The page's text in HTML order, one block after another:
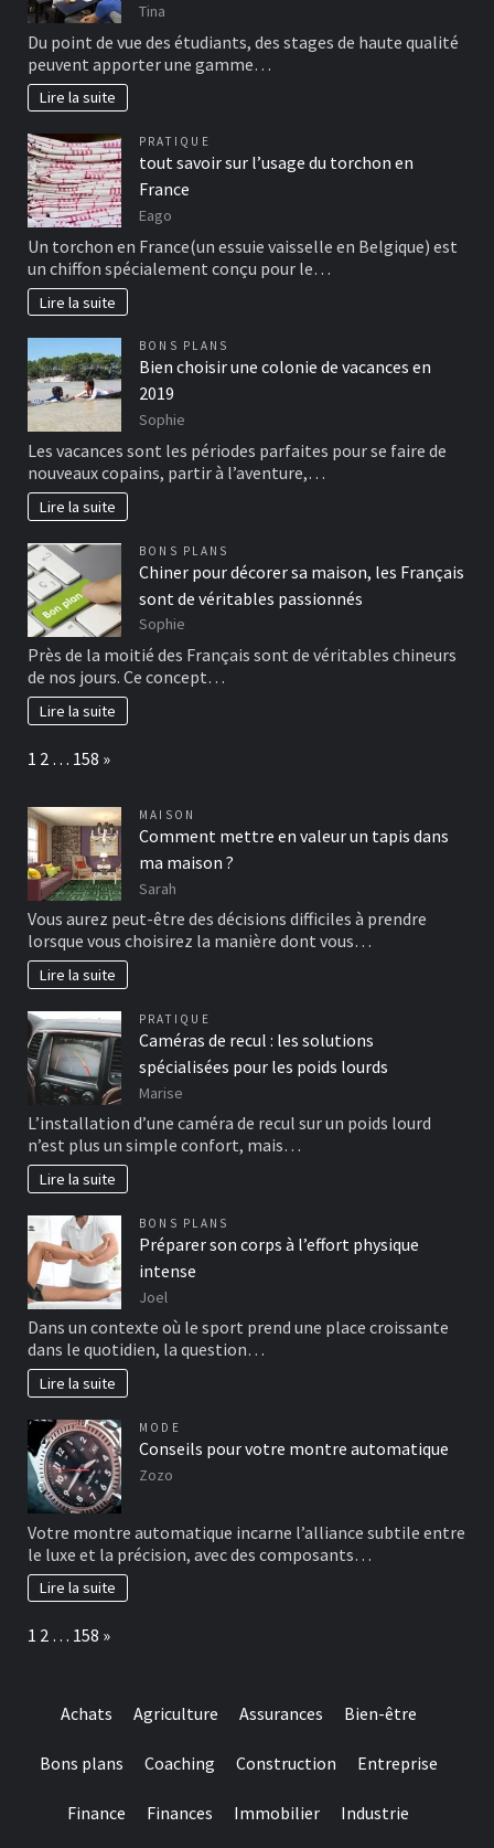
Tina
Du point de vue des étudiants, des stages de haute qualité
peuvent apporter une gamme…
Lire la suite
PRATIQUE
tout savoir sur l’usage du torchon en
France
Eago
Un torchon en France(un essuie vaisselle en Belgique) est
un chiffon spécialement conçu pour le…
Lire la suite
BONS PLANS
Bien choisir une colonie de vacances en
2019
Sophie
Les vacances sont les périodes parfaites pour se faire de
nouveaux copains, partir à l’aventure,…
Lire la suite
BONS PLANS
Chiner pour décorer sa maison, les Français
sont de véritables passionnés
Sophie
Près de la moitié des Français sont de véritables chineurs
de nos jours. Ce concept…
Lire la suite
Page:
1 2 … 158 Next
»
MAISON
Comment mettre en valeur un tapis dans
ma maison ?
Sarah
Vous aurez peut-être des décisions difficiles à prendre
lorsque vous choisirez la manière dont vous…
Lire la suite
PRATIQUE
Caméras de recul : les solutions
spécialisées pour les poids lourds
Marise
L’installation d’une caméra de recul sur un poids lourd
n’est plus un simple confort, mais…
Lire la suite
BONS PLANS
Préparer son corps à l’effort physique
intense
Joel
Dans un contexte où le sport prend une place croissante
dans le quotidien, la question…
Lire la suite
MODE
Conseils pour votre montre automatique
Zozo
Votre montre automatique incarne l’alliance subtile entre
le luxe et la précision, avec des composants…
Lire la suite
Page:
1 2 … 158 Next
»
Achats Agriculture Assurances Bien-être
Bons plans Coaching Construction Entreprise
Finance Finances Immobilier Industrie